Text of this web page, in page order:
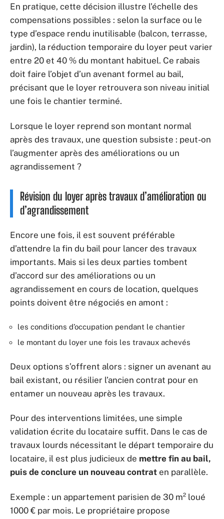
En pratique, cette décision illustre l’échelle des
compensations possibles : selon la surface ou le
type d’espace rendu inutilisable (balcon, terrasse,
jardin), la réduction temporaire du loyer peut varier
entre 20 et 40 % du montant habituel. Ce rabais
doit faire l’objet d’un avenant formel au bail,
précisant que le loyer retrouvera son niveau initial
une fois le chantier terminé.
Lorsque le loyer reprend son montant normal
après des travaux, une question subsiste : peut-on
l’augmenter après des améliorations ou un
agrandissement ?
Révision du loyer après travaux d’amélioration ou
d’agrandissement
Encore une fois, il est souvent préférable
d’attendre la fin du bail pour lancer des travaux
importants. Mais si les deux parties tombent
d’accord sur des améliorations ou un
agrandissement en cours de location, quelques
points doivent être négociés en amont :
les conditions d’occupation pendant le chantier
le montant du loyer une fois les travaux achevés
Deux options s’offrent alors : signer un avenant au
bail existant, ou résilier l’ancien contrat pour en
entamer un nouveau après les travaux.
Pour des interventions limitées, une simple
validation écrite du locataire suffit. Dans le cas de
travaux lourds nécessitant le départ temporaire du
locataire, il est plus judicieux de mettre fin au bail,
puis de conclure un nouveau contrat en parallèle.
Exemple : un appartement parisien de 30 m² loué
1000 € par mois. Le propriétaire propose